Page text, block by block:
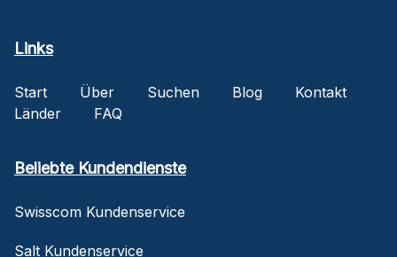
Links
Start Über Suchen Blog
Kontakt
Länder
FAQ
Beliebte Kundendienste
Swisscom Kundenservice
Salt Kundenservice